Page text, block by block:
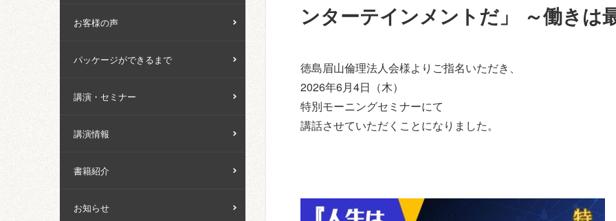
お客様の声
パッケージができるまで
講演・セミナー
講演情報
書籍紹介
お知らせ
ンターテインメントだ」 ～働きは
徳島眉山倫理法人会様よりご指名いただき、
2026年6月4日（木）
特別モーニングセミナーにて
講話させていただくことになりました。